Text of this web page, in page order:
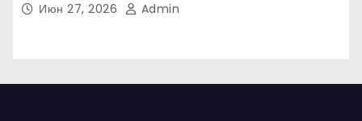
Июн 27, 2026 Admin